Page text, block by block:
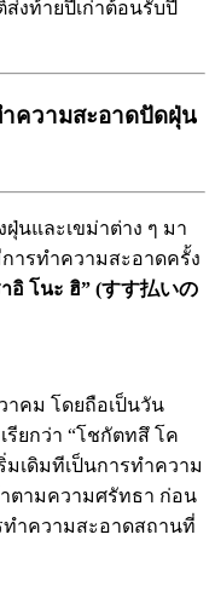
ำความสะอาดปัดฝุ่น
นและเขม่าต่าง ๆ มา
ารทำความสะอาดครั้ง
อิ โนะ ฮิ” (すす払いの
าคม โดยถือเป็นวัน
ยกว่า “โชกัตทสึ โค
มเดิมทีเป็นการทำความ
ตามความศรัทธา ก่อน
ทำความสะอาดสถานที่